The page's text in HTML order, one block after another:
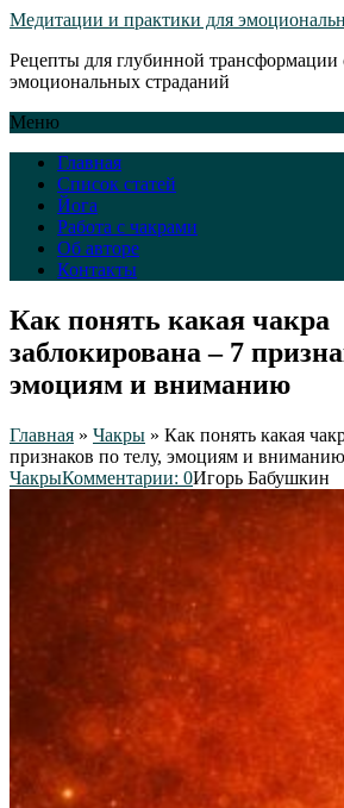
Медитации и практики для
Рецепты для глубинной трансформации
эмоциональных страданий
Меню
Главная
Список статей
Йога
Работа с чакрами
Об авторе
Контакты
Как понять какая чакра
заблокирована – 7
эмоциям и вниманию
Главная » Чакры » Как понять какая
признаков по телу, эмоциям и вниманию
ЧакрыКомментарии: 0Игорь Бабушкин